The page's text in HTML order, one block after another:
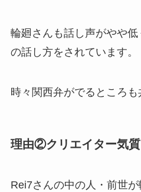
輪廻さんも話し声がやや
の話し方をされています。
時々関西弁がでるところも
理由②クリエイター気質
Rei7さんの中の人・前世